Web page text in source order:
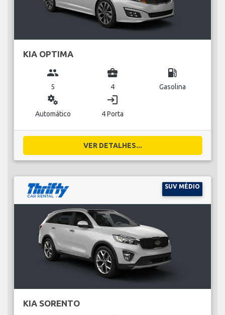
KIA OPTIMA
group
5
business_center
4
local_gas_station
Gasolina
miscellaneous_services
Automático
login
4 Porta
VER DETALHES...
SUV MÉDIO
KIA SORENTO